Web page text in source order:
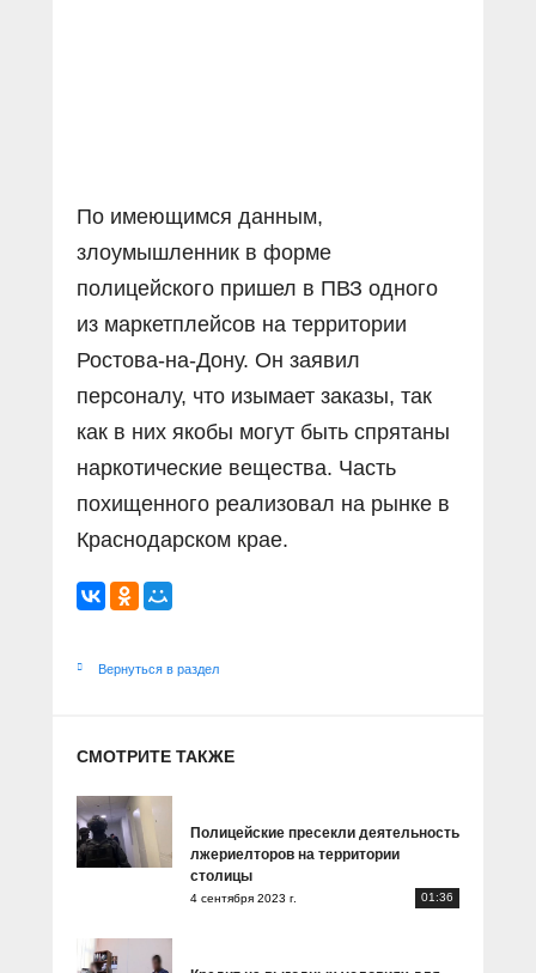
По имеющимся данным,
злоумышленник в форме
полицейского пришел в ПВЗ одного
из маркетплейсов на территории
Ростова-на-Дону. Он заявил
персоналу, что изымает заказы, так
как в них якобы могут быть спрятаны
наркотические вещества. Часть
похищенного реализовал на рынке в
Краснодарском крае.
Вернуться в раздел
СМОТРИТЕ ТАКЖЕ
Полицейские пресекли деятельность
лжериелторов на территории
столицы
4 сентября 2023 г. 01:36